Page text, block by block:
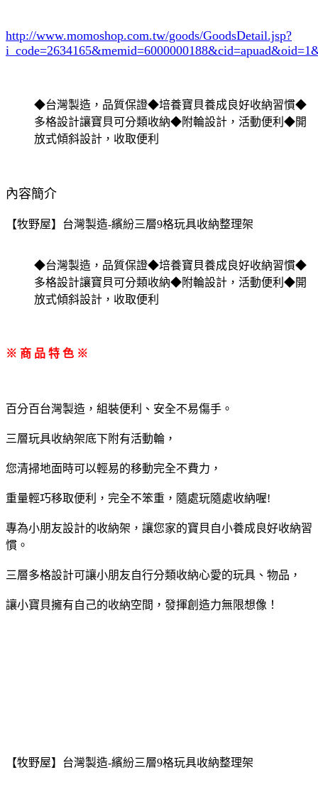
http://www.momoshop.com.tw/goods/GoodsDetail.jsp?
i_code=2634165
◆台灣製造，品質保證◆培養寶貝養成良好收納習慣◆
多格設計讓寶貝可分類收納◆附輪設計，活動便利◆開
放式傾斜設計，收取便利
內容簡介
【牧野屋】台灣製造-繽紛三層9格玩具收納整理架
◆台灣製造，品質保證◆培養寶貝養成良好收納習慣◆
多格設計讓寶貝可分類收納◆附輪設計，活動便利◆開
放式傾斜設計，收取便利
※ 商 品 特 色 ※
百分百台灣製造，組裝便利、安全不易傷手。
三層玩具收納架底下附有活動輪，
您清掃地面時可以輕易的移動完全不費力，
重量輕巧移取便利，完全不笨重，隨處玩隨處收納喔!
專為小朋友設計的收納架，讓您家的寶貝自小養成良好收納習
慣。
三層多格設計可讓小朋友自行分類收納心愛的玩具、物品，
讓小寶貝擁有自己的收納空間，發揮創造力無限想像！
【牧野屋】台灣製造-繽紛三層9格玩具收納整理架